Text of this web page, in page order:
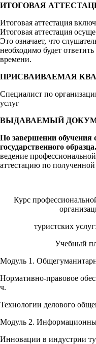
ИТОГОВАЯ
Итоговая аттестация
Итоговая аттестация
Это означает, что
необходимо будет
времени.
ПРИСВАИВАЕМАЯ
Специалист по
услуг
ВЫДАВАЕМЫЙ
По завершении
государственного образца.
ведение
аттестацию по
Курс
туристских
Учебный
Модуль 1.
Нормативно-правовое
ч.
Технологии делового
Модуль 2.
Инновации в индустрии